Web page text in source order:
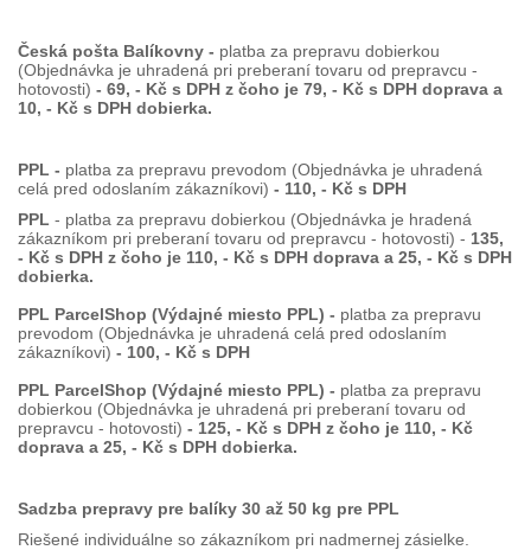
Česká pošta Balíkovny - platba za prepravu dobierkou
(Objednávka je uhradená pri preberaní tovaru od prepravcu -
hotovosti) - 69, - Kč s DPH z čoho je 79, - Kč s DPH doprava a
10, - Kč s DPH dobierka.
PPL - platba za prepravu prevodom (Objednávka je uhradená
celá pred odoslaním zákazníkovi) - 110, - Kč s DPH
PPL - platba za prepravu dobierkou (Objednávka je hradená
zákazníkom pri preberaní tovaru od prepravcu - hotovosti) - 135,
- Kč s DPH z čoho je 110, - Kč s DPH doprava a 25, - Kč s DPH
dobierka.
PPL ParcelShop (Výdajné miesto PPL) - platba za prepravu
prevodom (Objednávka je uhradená celá pred odoslaním
zákazníkovi) - 100, - Kč s DPH
PPL ParcelShop (Výdajné miesto PPL) - platba za prepravu
dobierkou (Objednávka je uhradená pri preberaní tovaru od
prepravcu - hotovosti) - 125, - Kč s DPH z čoho je 110, - Kč
doprava a 25, - Kč s DPH dobierka.
Sadzba prepravy pre balíky 30 až 50 kg pre PPL
Riešené individuálne so zákazníkom pri nadmernej zásielke.